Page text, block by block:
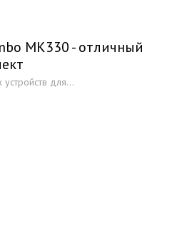
MK330 - отличный
для...